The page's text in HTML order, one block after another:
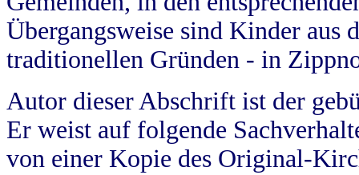
Übergangsweise sind Kinder aus
traditionellen Gründen - in
Autor dieser Abschrift ist der
Er weist auf folgende
von einer Kopie des Original-